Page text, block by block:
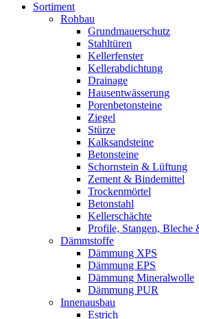
Sortiment
Rohbau
Grundmauerschutz
Stahltüren
Kellerfenster
Kellerabdichtung
Drainage
Hausentwässerung
Porenbetonsteine
Ziegel
Stürze
Kalksandsteine
Betonsteine
Schornstein & Lüftung
Zement & Bindemittel
Trockenmörtel
Betonstahl
Kellerschächte
Profile, Stangen, Bleche
Dämmstoffe
Dämmung XPS
Dämmung EPS
Dämmung Mineralwolle
Dämmung PUR
Innenausbau
Estrich